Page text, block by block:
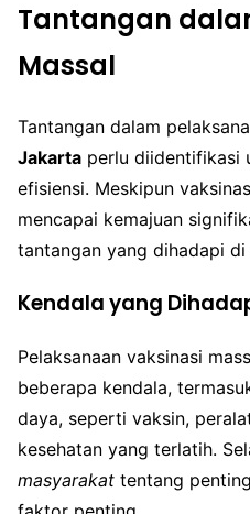
Tantangan
Massal
Tantangan dalam
Jakarta perlu diidentifikasi
efisiensi. Meskipun
mencapai kemajuan
tantangan yang dihadapi di
Kendala yang
Pelaksanaan vaksinasi
beberapa kendala,
daya, seperti vaksin,
kesehatan yang terlatih.
masyarakat tentang